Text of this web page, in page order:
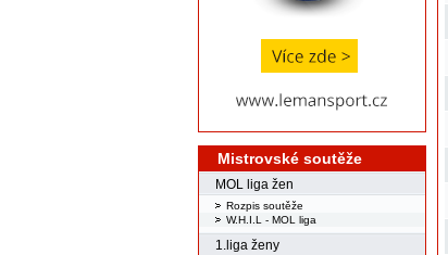
Mistrovské soutěže
MOL liga žen
Rozpis soutěže
W.H.I.L - MOL liga
1.liga ženy